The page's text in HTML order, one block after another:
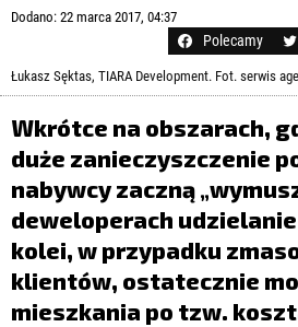
Zapamiętaj mnie
Kliknij tutaj
ZDROWIE I URODA
KULTURA
LIFESTYLE
OPINIE I KOMENTARZE
Dodano: 22 marca 2017, 04:37
Polecamy
Łukasz Sęktas, TIARA Development. Fot. serwis
Wkrótce na obszarach,
duże zanieczyszczenie
nabywcy zaczną
deweloperach
kolei, w przypadku
klientów, ostatecznie
mieszkania po tzw.